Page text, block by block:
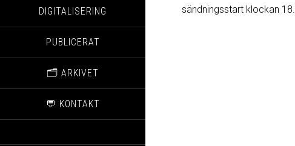
DIGITALISERING
PUBLICERAT
🗂️ ARKIVET
💬 KONTAKT
sändningsstart klockan 18.